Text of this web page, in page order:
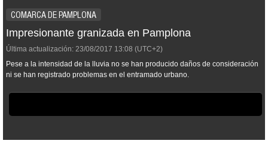
COMARCA DE PAMPLONA
Impresionante granizada en Pamplona
Última actualización: 23/08/2017 13:08 (UTC+2)
Pese a la intensidad de la lluvia no se han producido daños de consideración
ni se han registrado problemas en el entramado urbano.